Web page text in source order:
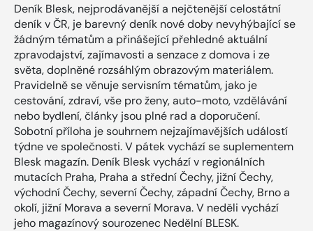
Deník Blesk, nejprodávanější a nejčtenější celostátní
deník v ČR, je barevný deník nové doby nevyhýbající se
žádným tématům a přinášející přehledné aktuální
zpravodajství, zajímavosti a senzace z domova i ze
světa, doplněné rozsáhlým obrazovým materiálem.
Pravidelně se věnuje servisním tématům, jako je
cestování, zdraví, vše pro ženy, auto-moto, vzdělávání
nebo bydlení, články jsou plné rad a doporučení.
Sobotní příloha je souhrnem nejzajímavějších událostí
týdne ve společnosti. V pátek vychází se suplementem
Blesk magazín. Deník Blesk vychází v regionálních
mutacích Praha, Praha a střední Čechy, jižní Čechy,
východní Čechy, severní Čechy, západní Čechy, Brno a
okolí, jižní Morava a severní Morava. V neděli vychází
jeho magazínový sourozenec Nedělní BLESK.